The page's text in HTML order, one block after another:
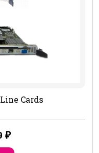
Cards
₽